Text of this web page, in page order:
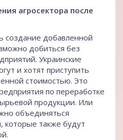
агросектора после
добавленной
добиться без
Украинские
и хотят приступить
стоимостью. Это
по переработке
продукции. Или
объединяться
которые также будут